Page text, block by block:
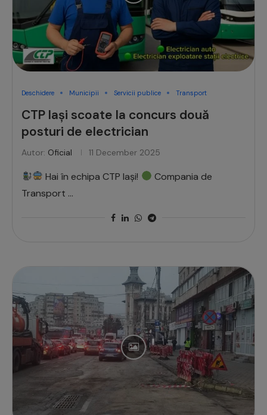
Deschidere Municipii Servicii publice Transport
CTP Iași scoate la concurs două
posturi de electrician
Autor: Oficial 11 December 2025
Hai în echipa CTP Iași!
Compania de
Transport …